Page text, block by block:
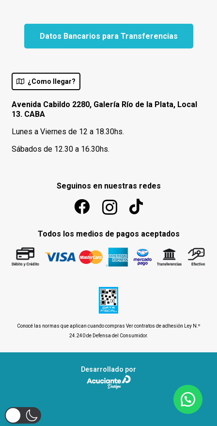
Datos Bancarios para Transferencias
¿Como llegar?
Avenida Cabildo 2280, Galería Río de la Plata, Local
13. CABA
Lunes a Viernes de 12 a 18.30hs.
Sábados de 12.30 a 16.30hs.
Seguinos en nuestras redes
Todos los medios de pagos aceptados
Conocé las normas que aplican cuando compras Ver contratos de adhesión Ley N.º
24.240 de Defensa del Consumidor.
Desarrollado por